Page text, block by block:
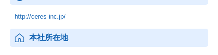
http://ceres-inc.jp/
本社所在地